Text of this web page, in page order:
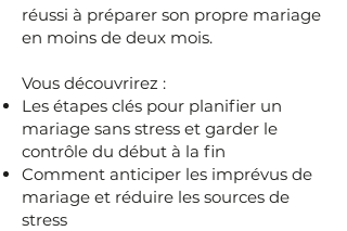
réussi à préparer son propre mariage
en moins de deux mois.
Vous découvrirez :
Les étapes clés pour planifier un
mariage sans stress et garder le
contrôle du début à la fin
Comment anticiper les imprévus de
mariage et réduire les sources de
stress